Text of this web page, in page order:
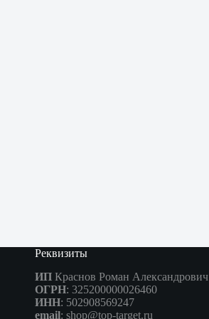
Реквизиты
ИПКраснов Роман Александрович
ОГРН: 325200000026460
ИНН: 502908569247
email: shop@top-target.ru